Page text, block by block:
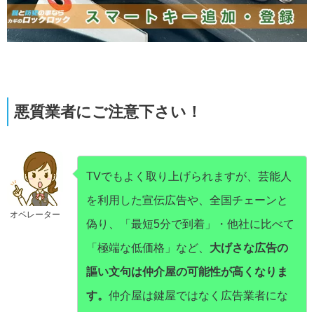
悪質業者にご注意下さい！
オペレーター
TVでもよく取り上げられますが、芸能人
を利用した宣伝広告や、全国チェーンと
偽り、「最短5分で到着」・他社に比べて
「極端な低価格」など、 大げさな広告の
謳い文句は仲介屋の可能性が高くなりま
す。 仲介屋は鍵屋ではなく広告業者にな